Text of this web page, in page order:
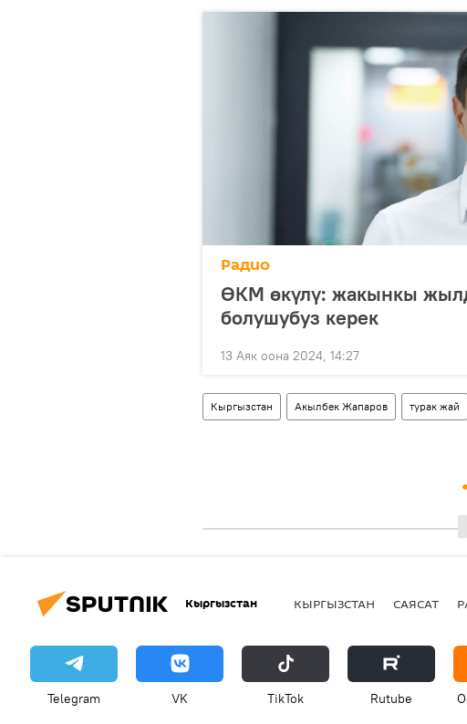
Радио
ӨКМ өкүлү: жакынкы
болушубуз керек
13 Аяк оона 2024, 14:27
Кыргызстан Акылбек Жапаров турак жай
Кыргызстан КЫРГЫЗСТАН САЯСАТ
Telegram VK ТikТоk Rutube